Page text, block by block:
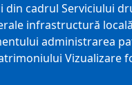
cadrul Serviciului
infrastructură
administrarea
Vizualizare